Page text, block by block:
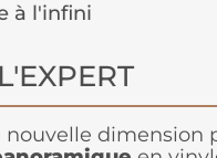
à l'infini
nouvelle dimension